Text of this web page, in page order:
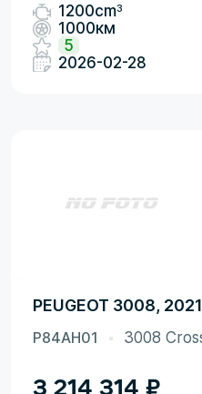
1200cm3
1000км
5
2026-02-28
PEUGEOT 3008, 2021
P84AH01 3008
3 214 314 ₽